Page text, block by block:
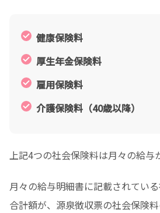
健康保険料
厚生年金保険料
雇用保険料
介護保険料（40歳以降）
上記4つの社会保険料は月々の給与
月々の給与明細書に記載されてい
合計額が、源泉徴収票の社会保険料